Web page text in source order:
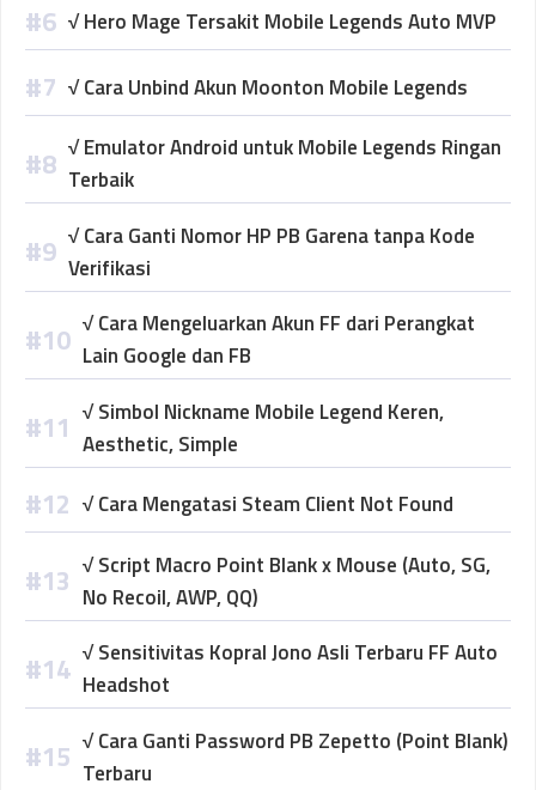
√ Hero Mage Tersakit Mobile Legends Auto MVP
√ Cara Unbind Akun Moonton Mobile Legends
√ Emulator Android untuk Mobile Legends Ringan
Terbaik
√ Cara Ganti Nomor HP PB Garena tanpa Kode
Verifikasi
√ Cara Mengeluarkan Akun FF dari Perangkat
Lain Google dan FB
√ Simbol Nickname Mobile Legend Keren,
Aesthetic, Simple
√ Cara Mengatasi Steam Client Not Found
√ Script Macro Point Blank x Mouse (Auto, SG,
No Recoil, AWP, QQ)
√ Sensitivitas Kopral Jono Asli Terbaru FF Auto
Headshot
√ Cara Ganti Password PB Zepetto (Point Blank)
Terbaru